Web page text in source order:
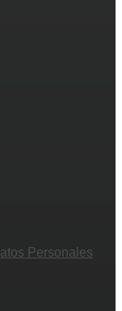
Personales